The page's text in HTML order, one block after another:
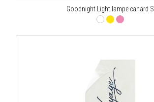
Goodnight Light lampe canard S